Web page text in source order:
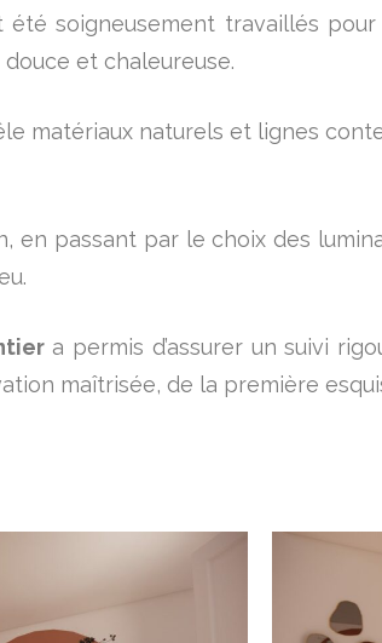
soigneusement travaillés
et chaleureuse.
matériaux naturels et lignes
en passant par le choix des
a permis d’assurer un suivi
maîtrisée, de la première